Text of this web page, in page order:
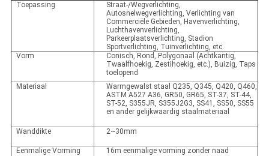
Toepassing
Straat-/Wegverlichting,
Autosnelwegverlichting, Verlichting van
Commerciële Gebieden, Havenverlichting,
Luchthavenverlichting,
Parkeerplaatsverlichting, Stadion
Sportverlichting, Tuinverlichting, etc.
Vorm
Conisch, Rond, Polygonaal (Achtkantig,
Twaalfhoekig, Zestihoekig, etc.), Buizig, Taps
toelopend
Materiaal
Warmgewalst staal Q235, Q345, Q420, Q460,
ASTM A527 A36, GR50, GR65, ST-37, ST-44,
ST-52, S355JR, S355J2G3, SS41, SS50, SS55
en ander gelijkwaardig staalmateriaal
Wanddikte 2~30mm
Eenmalige Vorming
16m eenmalige vorming zonder naad